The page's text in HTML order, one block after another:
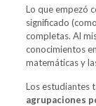
Lo que empezó
significado
completas. Al
conocimientos
matemáticas y
Los estudiantes
agrupaciones